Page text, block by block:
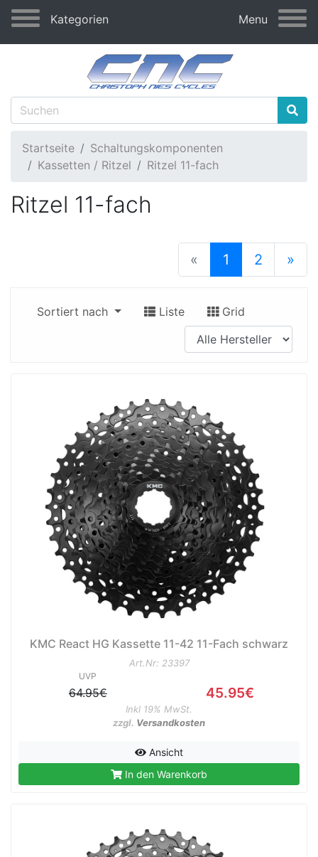
Kategorien Menu
Startseite
Schaltungskomponenten
Kassetten / Ritzel
Ritzel 11-fach
Ritzel 11-fach
« 1 (current)
2 »
Sortiert nach
Liste Grid
KMC React HG Kassette 11-42 11-Fach schwarz
Art.Nr: 23397
UVP
64.95€ 45.95€
Inkl 19% MwSt.
zzgl. Versandkosten
Ansicht
In den Warenkorb